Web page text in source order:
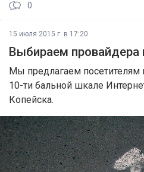
0
15 июля 2015 г. в 17:20
Выбираем провайдера
Мы предлагаем посетителям
10-ти бальной шкале
Копейска.